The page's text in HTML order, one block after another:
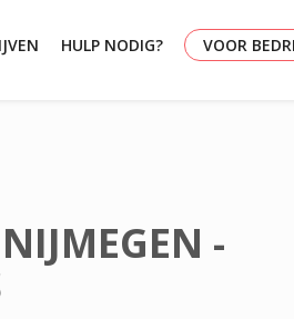
HULP NODIG? VOOR
-